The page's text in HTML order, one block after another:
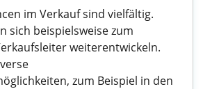
im Verkauf sind vielfältig.
sich beispielsweise zum
weiterentwickeln.
zum Beispiel in den